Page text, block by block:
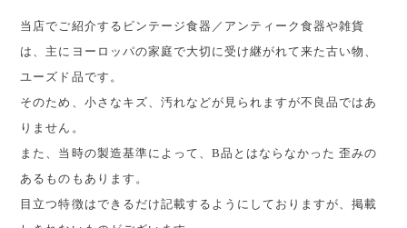
当店でご紹介するビンテージ食器／アンティーク食器や雑貨
は、主にヨーロッパの家庭で大切に受け継がれて来た古い物、
ユーズド品です。
そのため、小さなキズ、汚れなどが見られますが不良品ではあ
りません。
また、当時の製造基準によって、B品とはならなかった 歪みの
あるものもあります。
目立つ特徴はできるだけ記載するようにしておりますが、掲載